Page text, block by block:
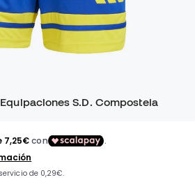
Equipaciones S.D. Compostela